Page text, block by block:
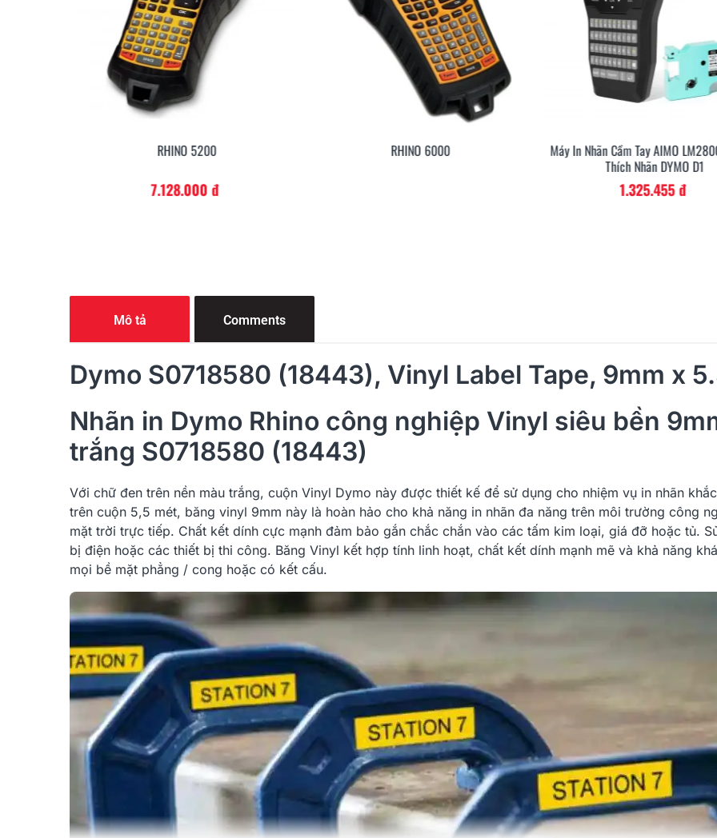
RHINO 5200
7.128.000 đ
RHINO 6000
Máy In Nhãn Cầm Tay AIMO
Thích Nhãn DYMO D1
1.325.455 đ
Mô tả Comments
Dymo S0718580 (18443), Vinyl Label Tape, 9mm x
Nhãn in Dymo Rhino công nghiệp Vinyl siêu bền
trắng S0718580 (18443)
Với chữ đen trên nền màu trắng, cuộn Vinyl Dymo này được thiết kế để sử dụng cho nhiệm vụ in nhãn
trên cuộn 5,5 mét, băng vinyl 9mm này là hoàn hảo cho khả năng in nhãn đa năng trên môi trường công
mặt trời trực tiếp. Chất kết dính cực mạnh đảm bảo gắn chắc chắn vào các tấm kim loại, giá đỡ hoặc tủ.
bị điện hoặc các thiết bị thi công. Băng Vinyl kết hợp tính linh hoạt, chất kết dính mạnh mẽ và khả năng
mọi bề mặt phẳng / cong hoặc có kết cấu.